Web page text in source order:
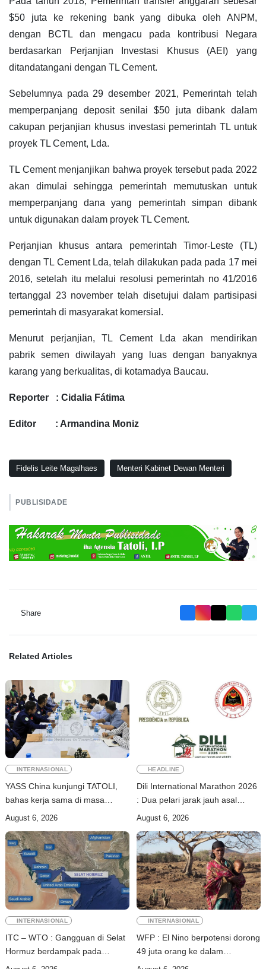
$50 juta ke rekening bank yang dibuka oleh ANPM,
dengan BCTL dan mengacu pada kontribusi Negara
berdasarkan Perjanjian Investasi Khusus (AEI) yang
ditandatangani dengan TL Cement.
Sebelumnya pada 29 desember 2021, Pemerintah telah
memperpanjang deposit senilai $50 juta dibank dalam
cakupan perjanjian khusus investasi pemerintah TL untuk
proyek TL Cement, Lda.
TL Cement menjanjikan bahwa proyek tersebut pada 2022
akan dimulai sehingga pemerintah memutuskan untuk
memperpanjang dana yang pemerintah simpan dibank
untuk digunakan dalam proyek TL Cement.
Perjanjian khusus antara pemerintah Timor-Leste (TL)
dengan TL Cement Lda, telah dilakukan pada pada 17 mei
2016, setelah itu melalui resolusi pemerintah no 41/2016
tertanggal 23 november telah disetujui dalam partisipasi
pemerintah di masyarakat komersial.
Menurut perjanjian, TL Cement Lda akan mendirikan
pabrik semen diwilayah yang luas dengan banyaknya
karang yang berkualitas, di kotamadya Baucau.
Reporter : Cidalia Fátima
Editor : Armandina Moniz
Fidelis Leite Magalhaes Menteri Kabinet Dewan Menteri
PUBLISIDADE
Share
Related Articles
INTERNASIONAL
YASS China kunjungi TATOLI,
bahas kerja sama di masa
depan
August 6, 2026
HEADLINE
Dili International Marathon 2026
: Dua pelari jarak jauh asal
China tiba di Dili
August 6, 2026
INTERNASIONAL
ITC – WTO : Gangguan di Selat
Hormuz berdampak pada
perdagangan energi, pupuk, dan
INTERNASIONAL
WFP : El Nino berpotensi dorong
49 juta orang ke dalam
kerawanan pangan akut